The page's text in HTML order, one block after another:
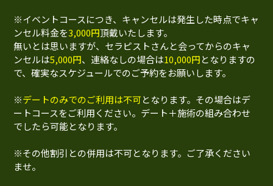
※イベントコースにつき、キャンセルは発生した時点でキャ
ンセル料金を3,000円頂戴いたします。
無いとは思いますが、セラピストさんと会ってからのキャ
ンセルは5,000円、連絡なしの場合は10,000円となりますの
で、確実なスケジュールでのご予約をお願いします。
※デートのみでのご利用は不可となります。その場合はデ
ートコースをご利用ください。デート＋施術の組み合わせ
でしたら可能となります。
※その他割引との併用は不可となります。ご了承ください
ませ。